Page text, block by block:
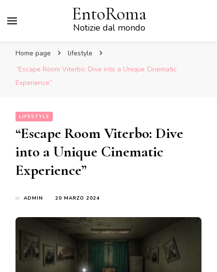
EntoRoma
Notizie dal mondo
Home page
lifestyle
“Escape Room Viterbo: Dive into a Unique Cinematic
Experience”
LIFESTYLE
“Escape Room Viterbo: Dive
into a Unique Cinematic
Experience”
di ADMIN 20 MARZO 2024